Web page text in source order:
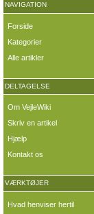
NAVIGATION
Forside
Kategorier
Alle artikler
DELTAGELSE
Om VejleWiki
Skriv en artikel
Hjælp
Kontakt os
VÆRKTØJER
Hvad henviser hertil